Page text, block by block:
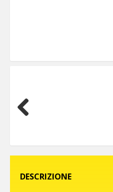
DESCRIZIONE